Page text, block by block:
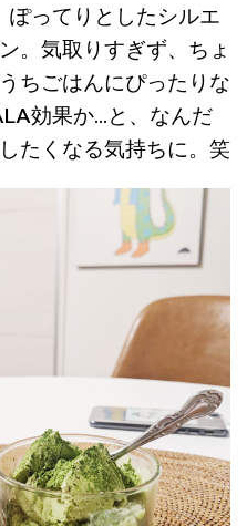
ってりとしたシルエ
。気取りすぎず、ちょ
ちごはんにぴったりな
効果か…と、なんだ
たくなる気持ちに。笑